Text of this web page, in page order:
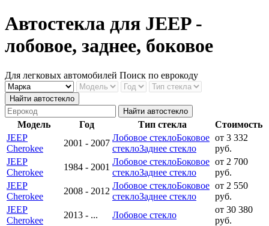
Автостекла для JEEP -
лобовое, заднее, боковое
Для легковых автомобилей Поиск по еврокоду
Найти автостекло
Найти автостекло
Модель Год Тип стекла
Стоимость
JEEP
Cherokee
2001 - 2007
Лобовое стеклоБоковое
стеклоЗаднее стекло
от 3 332
руб.
JEEP
Cherokee
1984 - 2001
Лобовое стеклоБоковое
стеклоЗаднее стекло
от 2 700
руб.
JEEP
Cherokee
2008 - 2012
Лобовое стеклоБоковое
стеклоЗаднее стекло
от 2 550
руб.
JEEP
Cherokee
2013 - ... Лобовое стекло
от 30 380
руб.